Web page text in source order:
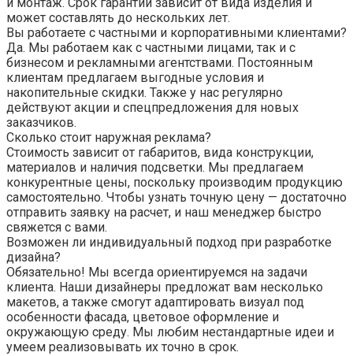
может составлять до нескольких лет.
Вы работаете с частными и корпоративными клиентами?
Да. Мы работаем как с частными лицами, так и с
бизнесом и рекламными агентствами. Постоянным
клиентам предлагаем выгодные условия и
накопительные скидки. Также у нас регулярно
действуют акции и спецпредложения для новых
заказчиков.
Сколько стоит наружная реклама?
Стоимость зависит от габаритов, вида конструкции,
материалов и наличия подсветки. Мы предлагаем
конкурентные цены, поскольку производим продукцию
самостоятельно. Чтобы узнать точную цену — достаточно
отправить заявку на расчет, и наш менеджер быстро
свяжется с вами.
Возможен ли индивидуальный подход при разработке
дизайна?
Обязательно! Мы всегда ориентируемся на задачи
клиента. Наши дизайнеры предложат вам несколько
макетов, а также смогут адаптировать визуал под
особенности фасада, цветовое оформление и
окружающую среду. Мы любим нестандартные идеи и
умеем реализовывать их точно в срок.